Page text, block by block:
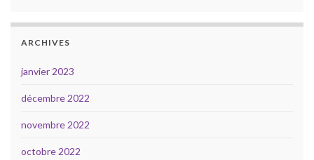
ARCHIVES
janvier 2023
décembre 2022
novembre 2022
octobre 2022